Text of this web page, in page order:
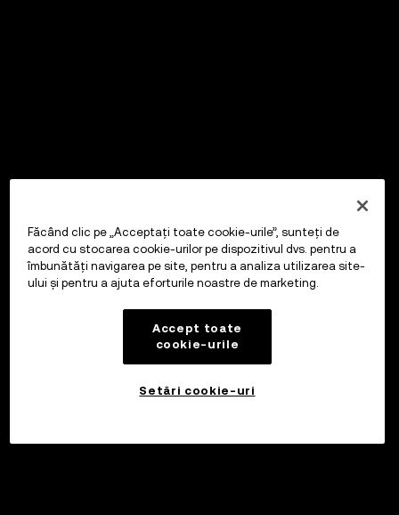
Făcând clic pe „Acceptați toate cookie-urile”, sunteți de
acord cu stocarea cookie-urilor pe dispozitivul dvs. pentru a
îmbunătăți navigarea pe site, pentru a analiza utilizarea site-
ului și pentru a ajuta eforturile noastre de marketing.
Accept toate
cookie-urile
Setări cookie-uri